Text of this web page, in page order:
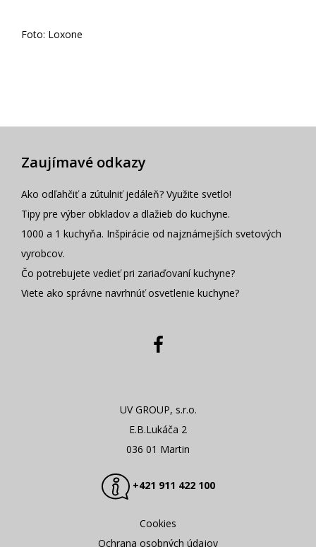
Foto: Loxone
Zaujímavé odkazy
Ako odľahčiť a zútulniť jedáleň? Využite svetlo!
Tipy pre výber obkladov a dlažieb do kuchyne.
1000 a 1 kuchyňa. Inšpirácie od najznámejších svetových
vyrobcov.
Čo potrebujete vedieť pri zariaďovaní kuchyne?
Viete ako správne navrhnúť osvetlenie kuchyne?
UV GROUP, s.r.o.
E.B.Lukáča 2
036 01 Martin
+421 911 422 100
Cookies
Ochrana osobných údajov